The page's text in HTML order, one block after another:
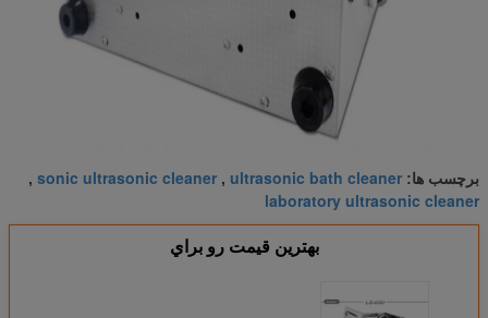
برچسب ها: ultrasonic bath cleaner
,
sonic ultrasonic cleaner
,
laboratory ultrasonic cleaner
بهترين قيمت رو براي